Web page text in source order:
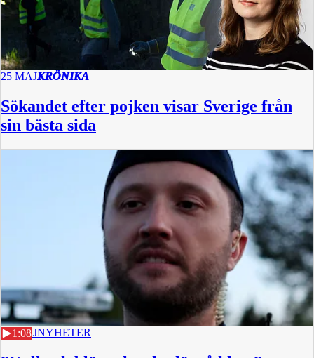
25 MAJKRÖNIKA
Sökandet efter pojken visar Sverige från
sin bästa sida
1:08
25 MAJNYHETER